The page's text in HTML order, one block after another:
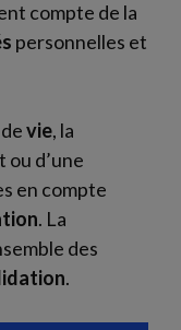
compte de la
personnelles et
vie, la
ou d’une
en compte
. La
des
.